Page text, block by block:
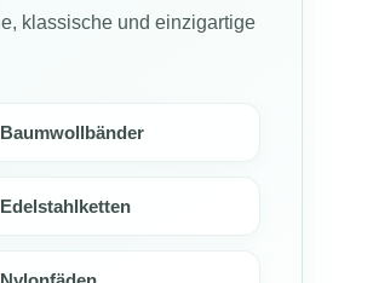
klassische und einzigartige
Baumwollbänder
Edelstahlketten